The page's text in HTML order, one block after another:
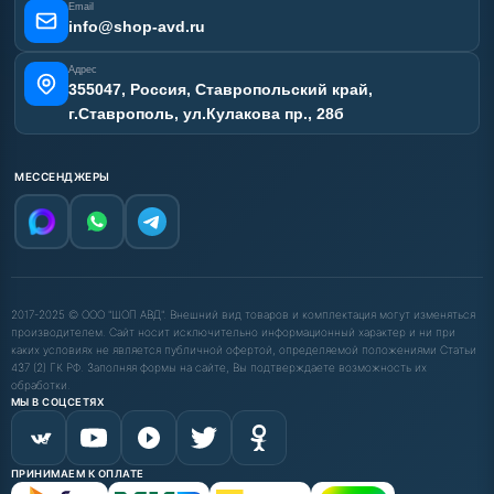
Email
info@shop-avd.ru
Адрес
355047, Россия, Ставропольский край,
г.Ставрополь, ул.Кулакова пр., 28б
МЕССЕНДЖЕРЫ
2017-2025 © ООО "ШОП АВД". Внешний вид товаров и комплектация могут изменяться
производителем. Сайт носит исключительно информационный характер и ни при
каких условиях не является публичной офертой, определяемой положениями Статьи
437 (2) ГК РФ. Заполняя формы на сайте, Вы подтверждаете возможность их
обработки.
МЫ В СОЦСЕТЯХ
ПРИНИМАЕМ К ОПЛАТЕ